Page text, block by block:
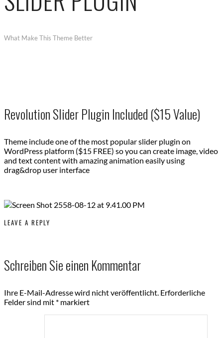
What Make This Theme Better
Revolution Slider Plugin Included ($15 Value)
Theme include one of the most popular slider plugin on
WordPress platform ($15 FREE) so you can create image, video
and text content with amazing animation easily using
drag&drop user interface
LEAVE A REPLY
Schreiben Sie einen Kommentar
Ihre E-Mail-Adresse wird nicht veröffentlicht. Erforderliche
Felder sind mit * markiert